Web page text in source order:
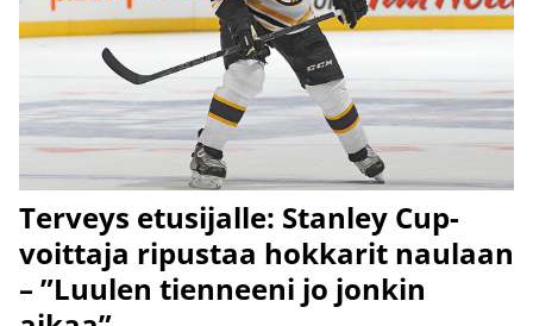
Terveys etusijalle: Stanley Cup-
voittaja ripustaa hokkarit naulaan
– ”Luulen tienneeni jo jonkin